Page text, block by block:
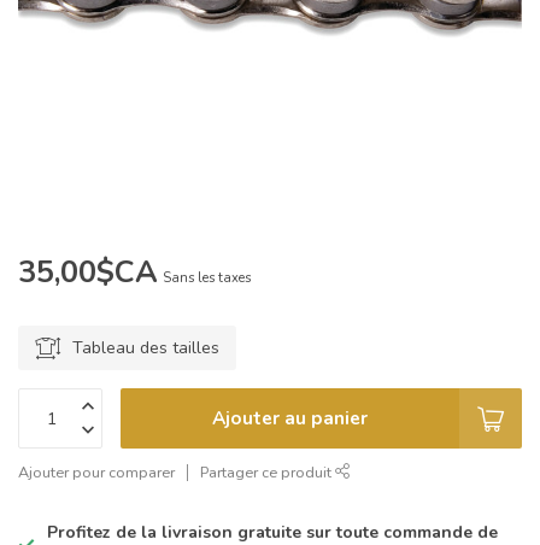
35,00$CA Sans les taxes
Tableau des tailles
Ajouter au panier
Ajouter pour comparer Partager ce produit
Profitez de la livraison gratuite sur toute commande de